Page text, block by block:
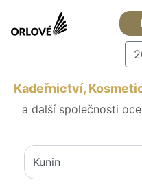
Kadeřnictví,
a další společnosti